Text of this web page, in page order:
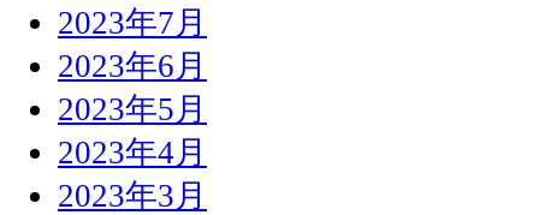
2023年7月
2023年6月
2023年5月
2023年4月
2023年3月